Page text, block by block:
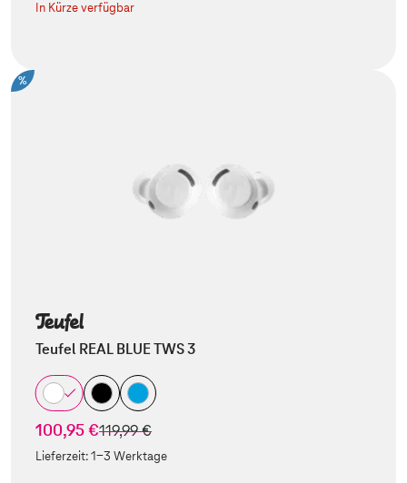
In Kürze verfügbar
%
Teufel REAL BLUE TWS 3
100,95 €statt
119,99 €
Lieferzeit:1-3 Werktage